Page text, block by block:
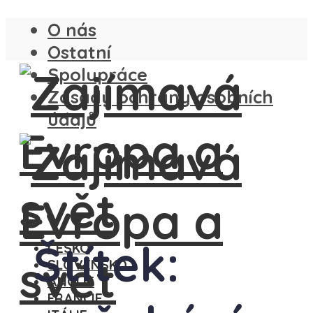
O nás
Ostatní
Spolupráce
Zásady ochrany osobních
údajů
ČESKO
SLOVENSKO
ANGLIE
FRANCIE
Štítek: